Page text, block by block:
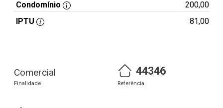
Condomínio
200,00
IPTU
81,00
Comercial
Finalidade
44346
Referência